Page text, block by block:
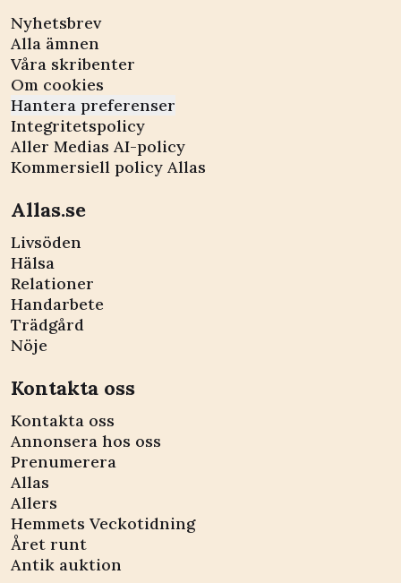
Nyhetsbrev
Alla ämnen
Våra skribenter
Om cookies
Hantera preferenser
Integritetspolicy
Aller Medias AI-policy
Kommersiell policy Allas
Allas.se
Livsöden
Hälsa
Relationer
Handarbete
Trädgård
Nöje
Kontakta oss
Kontakta oss
Annonsera hos oss
Prenumerera
Allas
Allers
Hemmets Veckotidning
Året runt
Antik auktion